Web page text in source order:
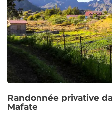
Randonnée privative
Mafate